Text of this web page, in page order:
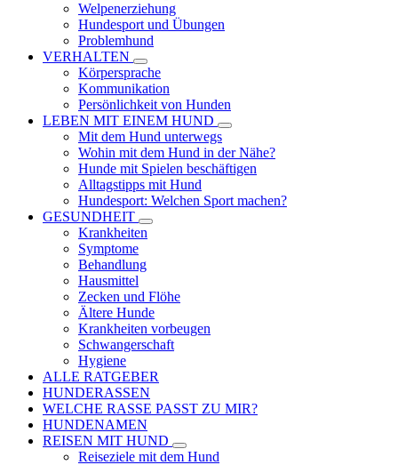
Welpenerziehung
Hundesport und Übungen
Problemhund
VERHALTEN
Körpersprache
Kommunikation
Persönlichkeit von Hunden
LEBEN MIT EINEM HUND
Mit dem Hund unterwegs
Wohin mit dem Hund in der Nähe?
Hunde mit Spielen beschäftigen
Alltagstipps mit Hund
Hundesport: Welchen Sport machen?
GESUNDHEIT
Krankheiten
Symptome
Behandlung
Hausmittel
Zecken und Flöhe
Ältere Hunde
Krankheiten vorbeugen
Schwangerschaft
Hygiene
ALLE RATGEBER
HUNDERASSEN
WELCHE RASSE PASST ZU MIR?
HUNDENAMEN
REISEN MIT HUND
Reiseziele mit dem Hund